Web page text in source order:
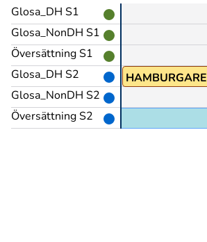
Glosa_DH S1
Glosa_NonDH S1
Översättning S1
Glosa_DH S2
Glosa_NonDH S2
Översättning S2
HAMBURGARE